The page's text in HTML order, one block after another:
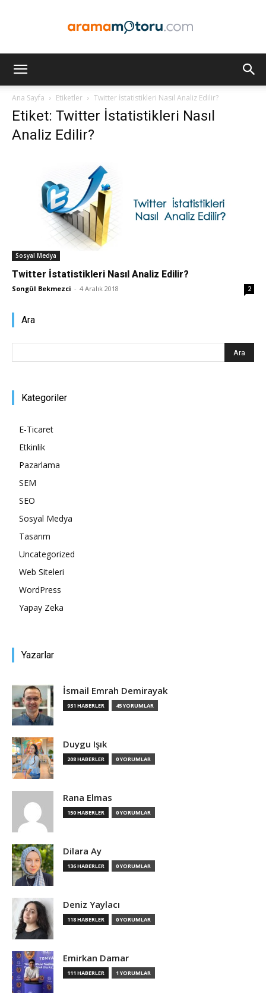
–
Ana Sayfa Etiketler Twitter İstatistikleri Nasıl Analiz Edilir?
Etiket: Twitter İstatistikleri Nasıl
Analiz Edilir?
Sosyal Medya
Twitter İstatistikleri Nasıl Analiz Edilir?
Songül Bekmezci - 4 Aralık 2018 2
Ara
Kategoriler
E-Ticaret
Etkinlik
Pazarlama
SEM
SEO
Sosyal Medya
Tasarım
Uncategorized
Web Siteleri
WordPress
Yapay Zeka
Yazarlar
İsmail Emrah Demirayak
931 HABERLER 45 YORUMLAR
Duygu Işık
208 HABERLER 0 YORUMLAR
Rana Elmas
150 HABERLER 0 YORUMLAR
Dilara Ay
136 HABERLER 0 YORUMLAR
Deniz Yaylacı
118 HABERLER 0 YORUMLAR
Emirkan Damar
111 HABERLER 1 YORUMLAR